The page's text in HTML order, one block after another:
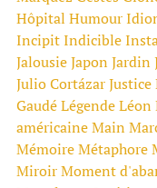
Hôpital Humour
IncipitIndicible
JalousieJapon Jardin
Julio CortázarJustice
GaudéLégendeLéon
américaineMain
MémoireMétaphore
MiroirMoment